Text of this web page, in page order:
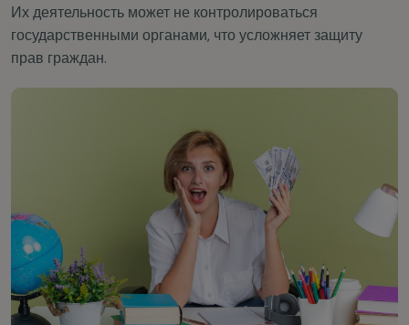
Их деятельность может не контролироваться
государственными органами, что усложняет защиту
прав граждан.